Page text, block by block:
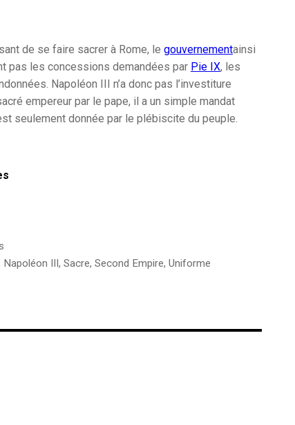
de se faire sacrer à Rome, le gouvernementainsi
pas les concessions demandées par Pie IX, les
Napoléon III n’a donc pas l’investiture
empereur par le pape, il a un simple mandat
seulement donnée par le plébiscite du peuple.
Napoléon III, Sacre, Second Empire, Uniforme